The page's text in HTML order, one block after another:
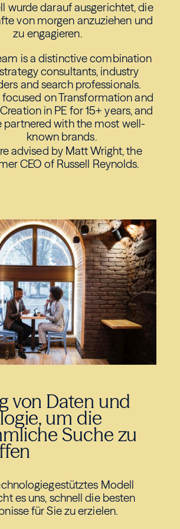
wurde darauf ausgerichtet, die
von morgen anzuziehen und
zu engagieren.
is a distinctive combination
consultants, industry
and search professionals.
focused on Transformation and
in PE for 15+ years, and
partnered with the most well-
known brands.
advised by Matt Wright, the
CEO of Russell Reynolds.
von Daten und
um die
Suche zu
Modell
es uns, schnell die besten
für Sie zu erzielen.